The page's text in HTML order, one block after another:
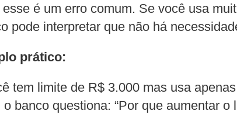
é um erro comum. Se você usa
pode interpretar que não há
prático:
tem limite de R$ 3.000 mas usa
o banco questiona: “Por que aumentar